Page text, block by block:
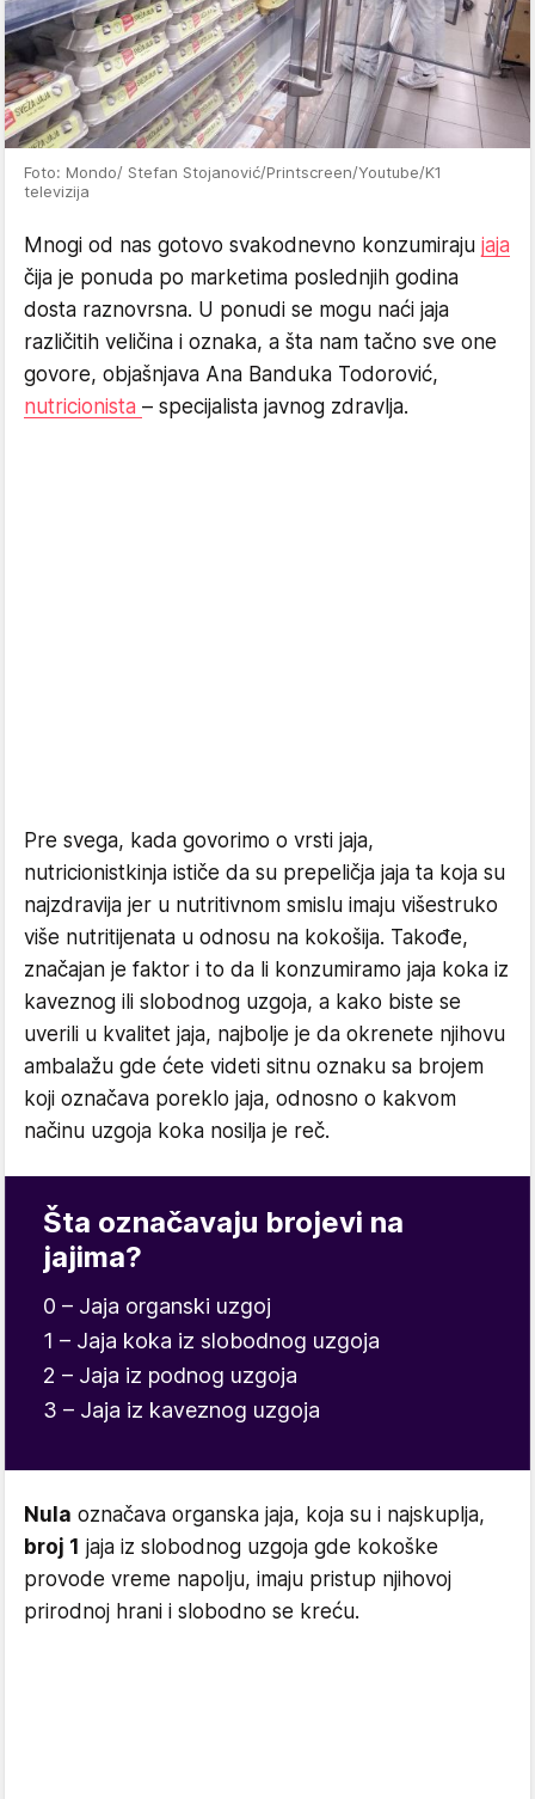
Foto: Mondo/ Stefan Stojanović/Printscreen/Youtube/K1
televizija
Mnogi od nas gotovo svakodnevno konzumiraju jaja
čija je ponuda po marketima poslednjih godina
dosta raznovrsna. U ponudi se mogu naći jaja
različitih veličina i oznaka, a šta nam tačno sve one
govore, objašnjava Ana Banduka Todorović,
nutricionista – specijalista javnog zdravlja.
Pre svega, kada govorimo o vrsti jaja,
nutricionistkinja ističe da su prepeličja jaja ta koja su
najzdravija jer u nutritivnom smislu imaju višestruko
više nutritijenata u odnosu na kokošija. Takođe,
značajan je faktor i to da li konzumiramo jaja koka iz
kaveznog ili slobodnog uzgoja, a kako biste se
uverili u kvalitet jaja, najbolje je da okrenete njihovu
ambalažu gde ćete videti sitnu oznaku sa brojem
koji označava poreklo jaja, odnosno o kakvom
načinu uzgoja koka nosilja je reč.
Šta označavaju brojevi na
jajima?
0 – Jaja organski uzgoj
1 – Jaja koka iz slobodnog uzgoja
2 – Jaja iz podnog uzgoja
3 – Jaja iz kaveznog uzgoja
Nula označava organska jaja, koja su i najskuplja,
broj 1 jaja iz slobodnog uzgoja gde kokoške
provode vreme napolju, imaju pristup njihovoj
prirodnoj hrani i slobodno se kreću.